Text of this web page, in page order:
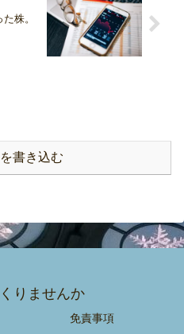
株。
書き込む
りませんか
免責事項